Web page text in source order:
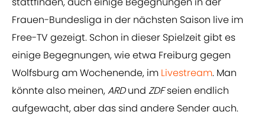
Frauen-Bundesliga in der nächsten Saison live im
Free-TV gezeigt. Schon in dieser Spielzeit gibt es
einige Begegnungen, wie etwa Freiburg gegen
Wolfsburg am Wochenende, im Livestream. Man
könnte also meinen,ARDund ZDFseien endlich
aufgewacht, aber das sind andere Sender auch.